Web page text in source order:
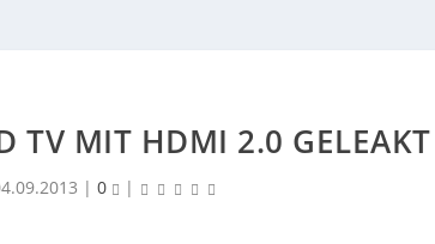
TV MIT HDMI 2.0 GELEAKT
| 0 |